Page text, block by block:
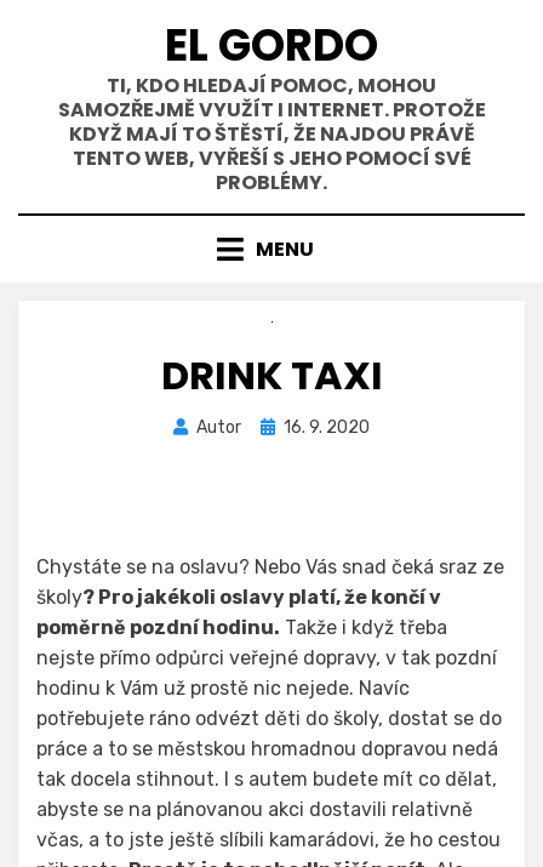
EL GORDO
TI, KDO HLEDAJÍ POMOC, MOHOU
SAMOZŘEJMĚ VYUŽÍT I INTERNET. PROTOŽE
KDYŽ MAJÍ TO ŠTĚSTÍ, ŽE NAJDOU PRÁVĚ
TENTO WEB, VYŘEŠÍ S JEHO POMOCÍ SVÉ
PROBLÉMY.
MENU
DRINK TAXI
Autor
Zveřejněno
16. 9. 2020
Chystáte se na oslavu? Nebo Vás snad čeká sraz ze
školy? Pro jakékoli oslavy platí, že končí v
poměrně pozdní hodinu. Takže i když třeba
nejste přímo odpůrci veřejné dopravy, v tak pozdní
hodinu k Vám už prostě nic nejede. Navíc
potřebujete ráno odvézt děti do školy, dostat se do
práce a to se městskou hromadnou dopravou nedá
tak docela stihnout. I s autem budete mít co dělat,
abyste se na plánovanou akci dostavili relativně
včas, a to jste ještě slíbili kamarádovi, že ho cestou